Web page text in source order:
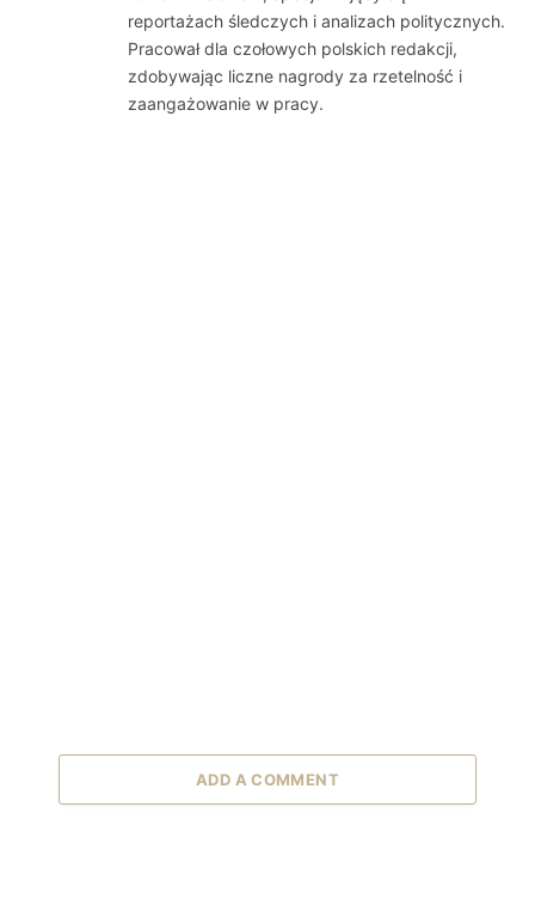
reportażach śledczych i analizach politycznych.
Pracował dla czołowych polskich redakcji,
zdobywając liczne nagrody za rzetelność i
zaangażowanie w pracy.
ADD A COMMENT